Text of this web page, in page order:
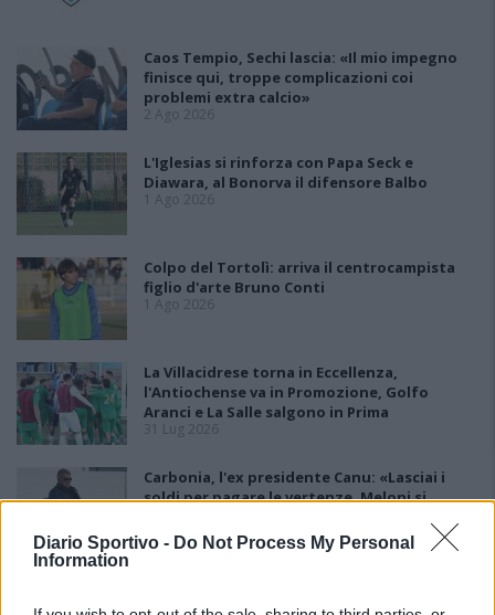
Diario Sportivo - Do Not Process My Personal
Information
Caos Tempio, Sechi lascia: «Il mio impegno
finisce qui, troppe complicazioni coi
problemi extra calcio»
2 Ago 2026
L'Iglesias si rinforza con Papa Seck e
Diawara, al Bonorva il difensore Balbo
1 Ago 2026
Colpo del Tortolì: arriva il centrocampista
figlio d'arte Bruno Conti
1 Ago 2026
La Villacidrese torna in Eccellenza,
l'Antiochense va in Promozione, Golfo
Aranci e La Salle salgono in Prima
31 Lug 2026
Carbonia, l'ex presidente Canu: «Lasciai i
soldi per pagare le vertenze, Meloni si
31 Lug 2026